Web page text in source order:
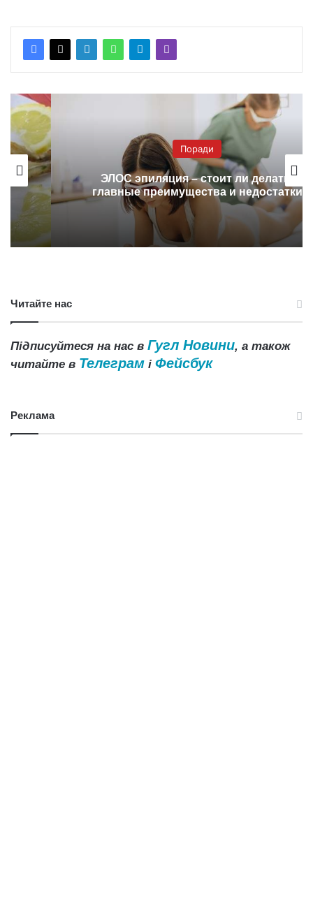
Поради
ЭЛОС эпиляция – стоит ли делать:
главные преимущества и недостатки
Читайте нас
Підписуйтеся на нас в Гугл Новини, а також
читайте в Телеграм і Фейсбук
Реклама